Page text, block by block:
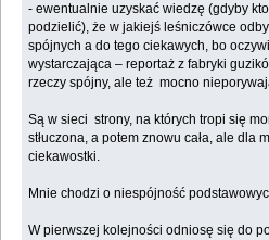
- ewentualnie uzyskać wiedzę (gdyby
podzielić), że w jakiejś leśniczówce
spójnych a do tego ciekawych, bo
wystarczająca – reportaż z fabryki
rzeczy spójny, ale też mocno
Są w sieci strony, na których tropi się
stłuczona, a potem znowu cała, ale dla
ciekawostki.
Mnie chodzi o niespójność
W pierwszej kolejności odniosę się do